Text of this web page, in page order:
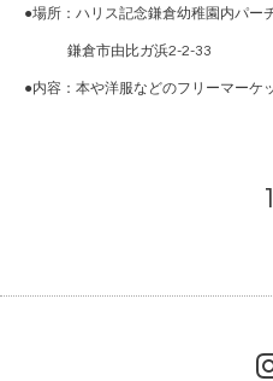
●場所： ハリス記念鎌倉幼稚園 内パー
鎌倉市由比ガ浜2-2-33
●内容：本や洋服などのフリーマーケ
1